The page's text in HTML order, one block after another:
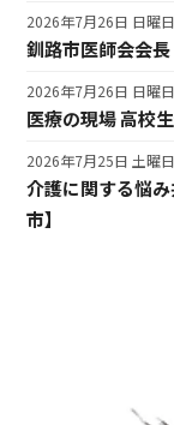
釧路市医師会会
2026年7月26日 日曜日
医療の現場 高校
2026年7月26日 日曜日
介護に関する悩
市】
2026年7月25日 土曜日